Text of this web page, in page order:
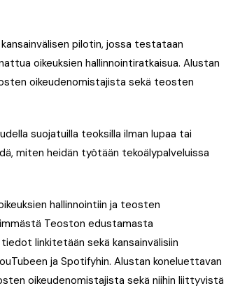
pilotin, jossa testataan
oikeuksien hallinnointiratkaisua. Alustan
oikeudenomistajista sekä teosten
suojatuilla teoksilla ilman lupaa tai
miten heidän työtään tekoälypalveluissa
hallinnointiin ja teosten
Teoston edustamasta
linkitetään sekä kansainvälisiin
ja Spotifyhin. Alustan koneluettavan
oikeudenomistajista sekä niihin liittyvistä